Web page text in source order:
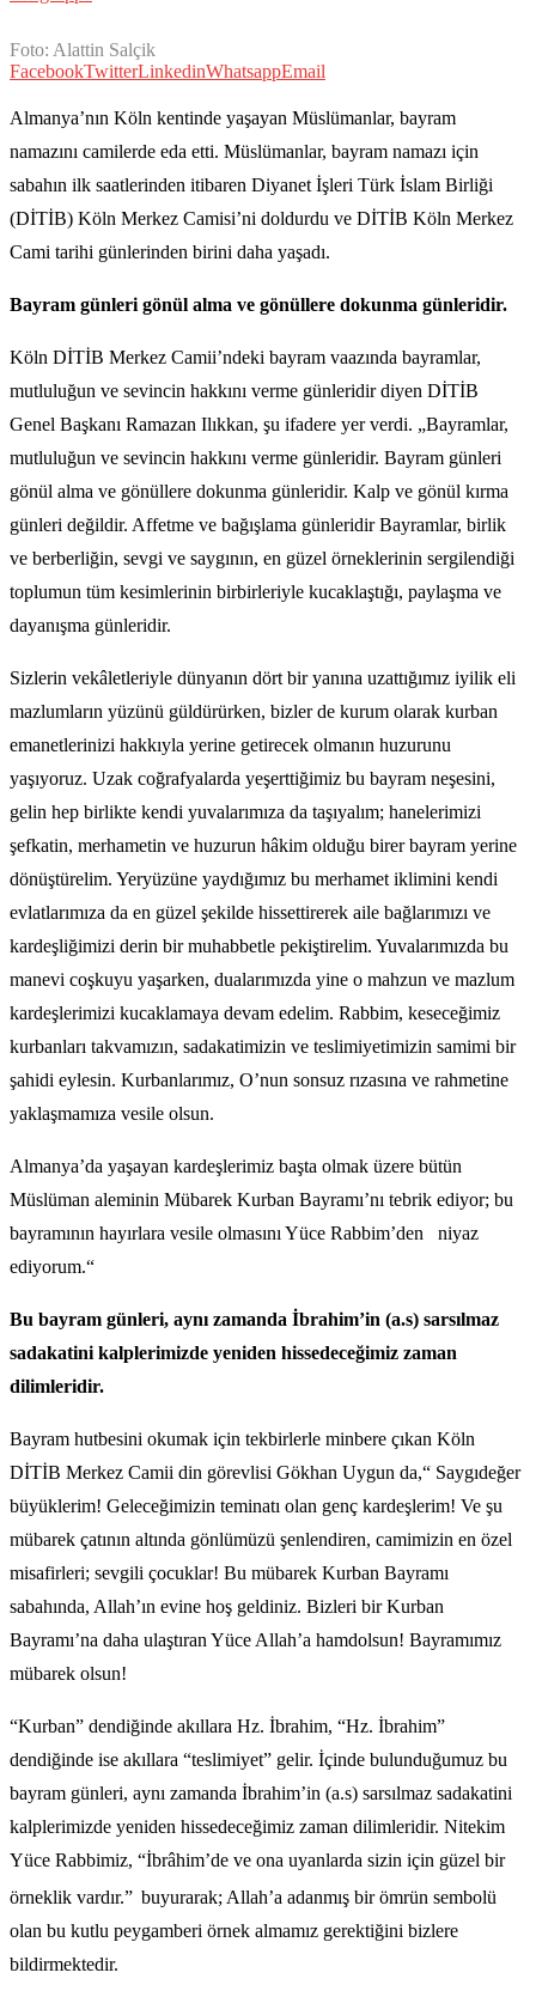
Foto: Alattin Salçik
FacebookTwitterLinkedinWhatsappEmail
Almanya’nın Köln kentinde yaşayan Müslümanlar, bayram
namazını camilerde eda etti. Müslümanlar, bayram namazı için
sabahın ilk saatlerinden itibaren Diyanet İşleri Türk İslam Birliği
(DİTİB) Köln Merkez Camisi’ni doldurdu ve DİTİB Köln Merkez
Cami tarihi günlerinden birini daha yaşadı.
Bayram günleri gönül alma ve gönüllere dokunma günleridir.
Köln DİTİB Merkez Camii’ndeki bayram vaazında bayramlar,
mutluluğun ve sevincin hakkını verme günleridir diyen DİTİB
Genel Başkanı Ramazan Ilıkkan, şu ifadere yer verdi. „Bayramlar,
mutluluğun ve sevincin hakkını verme günleridir. Bayram günleri
gönül alma ve gönüllere dokunma günleridir. Kalp ve gönül kırma
günleri değildir. Affetme ve bağışlama günleridir Bayramlar, birlik
ve berberliğin, sevgi ve saygının, en güzel örneklerinin sergilendiği
toplumun tüm kesimlerinin birbirleriyle kucaklaştığı, paylaşma ve
dayanışma günleridir.
Sizlerin vekâletleriyle dünyanın dört bir yanına uzattığımız iyilik eli
mazlumların yüzünü güldürürken, bizler de kurum olarak kurban
emanetlerinizi hakkıyla yerine getirecek olmanın huzurunu
yaşıyoruz. Uzak coğrafyalarda yeşerttiğimiz bu bayram neşesini,
gelin hep birlikte kendi yuvalarımıza da taşıyalım; hanelerimizi
şefkatin, merhametin ve huzurun hâkim olduğu birer bayram yerine
dönüştürelim. Yeryüzüne yaydığımız bu merhamet iklimini kendi
evlatlarımıza da en güzel şekilde hissettirerek aile bağlarımızı ve
kardeşliğimizi derin bir muhabbetle pekiştirelim. Yuvalarımızda bu
manevi coşkuyu yaşarken, dualarımızda yine o mahzun ve mazlum
kardeşlerimizi kucaklamaya devam edelim. Rabbim, keseceğimiz
kurbanları takvamızın, sadakatimizin ve teslimiyetimizin samimi bir
şahidi eylesin. Kurbanlarımız, O’nun sonsuz rızasına ve rahmetine
yaklaşmamıza vesile olsun.
Almanya’da yaşayan kardeşlerimiz başta olmak üzere bütün
Müslüman aleminin Mübarek Kurban Bayramı’nı tebrik ediyor; bu
bayramının hayırlara vesile olmasını Yüce Rabbim’den niyaz
ediyorum.“
Bu bayram günleri, aynı zamanda İbrahim’in (a.s) sarsılmaz
sadakatini kalplerimizde yeniden hissedeceğimiz zaman
dilimleridir.
Bayram hutbesini okumak için tekbirlerle minbere çıkan Köln
DİTİB Merkez Camii din görevlisi Gökhan Uygun da,“ Saygıdeğer
büyüklerim! Geleceğimizin teminatı olan genç kardeşlerim! Ve şu
mübarek çatının altında gönlümüzü şenlendiren, camimizin en özel
misafirleri; sevgili çocuklar! Bu mübarek Kurban Bayramı
sabahında, Allah’ın evine hoş geldiniz. Bizleri bir Kurban
Bayramı’na daha ulaştıran Yüce Allah’a hamdolsun! Bayramımız
mübarek olsun!
“Kurban” dendiğinde akıllara Hz. İbrahim, “Hz. İbrahim”
dendiğinde ise akıllara “teslimiyet” gelir. İçinde bulunduğumuz bu
bayram günleri, aynı zamanda İbrahim’in (a.s) sarsılmaz sadakatini
kalplerimizde yeniden hissedeceğimiz zaman dilimleridir. Nitekim
Yüce Rabbimiz, “İbrâhim’de ve ona uyanlarda sizin için güzel bir
örneklik vardır.” buyurarak; Allah’a adanmış bir ömrün sembolü
olan bu kutlu peygamberi örnek almamız gerektiğini bizlere
bildirmektedir.